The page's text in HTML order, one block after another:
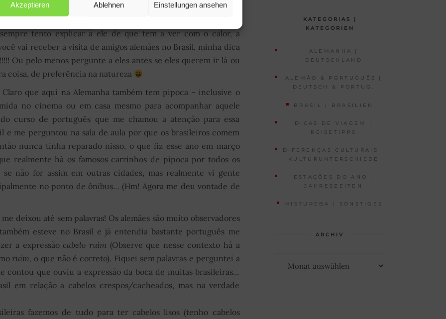
Akzeptieren Ablehnen Einstellungen ansehen
marido (que é alemão) diz até hoje que não entende o porquê
tento explicar a ele de que tem a ver com o calor, a
vai receber a visita de amigos alemães no Brasil, minha dica
Ou pelo menos pergunte a eles antes se eles querem ir lá ou
coisa, de preferência na natureza
Claro que aqui na Alemanha também tem pipoca – inclusive o
no cinema ou em casa mesmo para acompanhar aquele
curso de português que me chamou a atenção para essa
e me perguntou na sala de aula por que os brasileiros comem
nunca tinha reparado nisso, o que fiz esse ano em março
realmente há os famosos carrinhos de pipoca por todos os
não for assim em outras cidades, mas realmente vi gente
no ponto de ônibus… (Hm! Agora me deu vontade de
me deixou até sem palavras! Os alemães são muito observadores
esteve no Brasil e já entendia bastante português me
a expressão cabelo ruim (Observe que nesse contexto há a
ruim, o que não é correto). Fiquei sem palavras e perguntei a
contou que ouviu a expressão da boca de muitas brasileiras…
em relação a cabelos crespos/cacheados, mas na verdade
fazemos de tudo para ter cabelos lisos (tenho cabelos
KATEGORIAS |
KATEGORIEN
ALEMANHA |
DEUTSCHLAND
ALEMÃO & PORTUGUÊS |
DEUTSCH & PORTUG.
BRASIL | BRASILIEN
DICAS DE VIAGEM |
REISETIPPS
DIFERENÇAS CULTURAIS |
KULTURUNTERSCHIEDE
ESTAÇÕES DO ANO |
JAHRESZEITEN
MISTUREBA | SONSTIGES
ARCHIV